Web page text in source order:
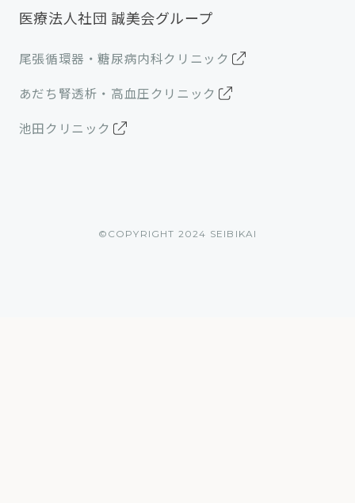
医療法人社団 誠美会グループ
尾張循環器・糖尿病内科クリニック
あだち腎透析・高血圧クリニック
池田クリニック
©︎COPYRIGHT 2024 SEIBIKAI